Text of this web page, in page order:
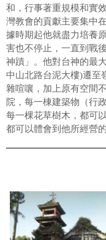
和，行事著重規模和實
灣教會的貢獻主要集中
據時期起他就盡力培養
害也不停止，一直到戰
神蹟」。他對台神的最
中山北路台泥大樓)遷至
雜喧嚷，加上原有空間
院，每一棟建築物（行
每一棵花草樹木，都可
都可以體會到他所經營